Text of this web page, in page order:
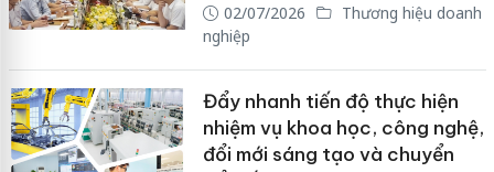
02/07/2026
Thương hiệu doanh
nghiệp
Đẩy nhanh tiến độ thực hiện
nhiệm vụ khoa học, công nghệ,
đổi mới sáng tạo và chuyển